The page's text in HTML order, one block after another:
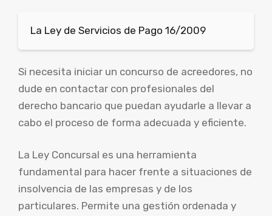
La Ley de Servicios de Pago 16/2009
Si necesita iniciar un concurso de acreedores, no
dude en contactar con profesionales del
derecho bancario que puedan ayudarle a llevar a
cabo el proceso de forma adecuada y eficiente.
La Ley Concursal es una herramienta
fundamental para hacer frente a situaciones de
insolvencia de las empresas y de los
particulares. Permite una gestión ordenada y